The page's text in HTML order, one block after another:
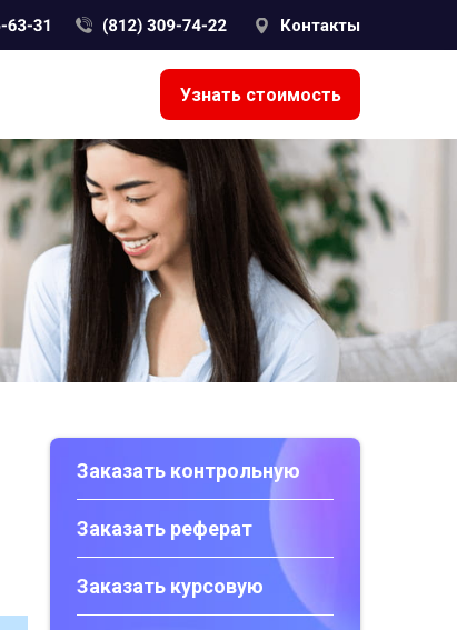
Контакты
Узнать стоимость
Заказать контрольную
Заказать реферат
Заказать курсовую